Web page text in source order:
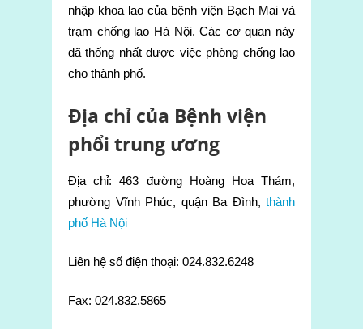
nhập khoa lao của bệnh viện Bạch Mai và
trạm chống lao Hà Nội. Các cơ quan này
đã thống nhất được việc phòng chống lao
cho thành phố.
Địa chỉ của Bệnh viện
phổi trung ương
Địa chỉ: 463 đường Hoàng Hoa Thám,
phường Vĩnh Phúc, quận Ba Đình, thành
phố Hà Nội
Liên hệ số điện thoại: 024.832.6248
Fax: 024.832.5865